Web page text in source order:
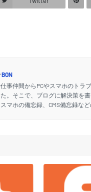
BON
事仲間からPCやスマホのトラ
。そこで、ブログに解決策を
マホの備忘録、CMS備忘録な